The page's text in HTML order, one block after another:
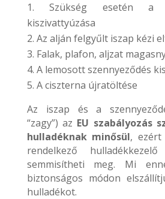
Szükség esetén a
kiszivattyúzása
Az alján felgyűlt iszap kézi
Falak, plafon, aljzat
A lemosott szennyeződés
A ciszterna újratöltése
Az iszap és a
“zagy”) az EU szabályozás
hulladéknak minősül, ezért
rendelkező
semmisítheti meg. Mi
biztonságos módon
hulladékot.